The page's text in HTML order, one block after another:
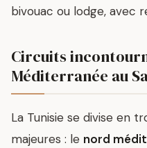
bivouac ou lodge, avec
Circuits
Méditerranée au
La Tunisie se divise en
majeures : le nord